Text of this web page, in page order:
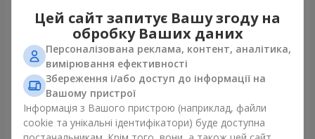
Букет "Хрещатик"
3 799 грн
Букет "Ми та літо"
1 443 грн
Цей сайт запитує Вашу згоду на
обробку Ваших даних
Персоналізована реклама, контент, аналітика,
вимірювання ефективності
Збереження і/або доступ до інформації на
Вашому пристрої
Інформація з Вашого пристрою (наприклад, файли
cookie та унікальні ідентифікатори) буде доступна